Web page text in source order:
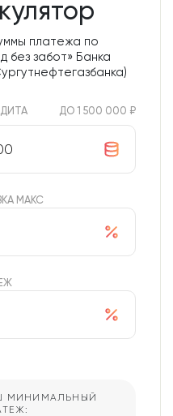
платежа по
без забот» Банка
ДО 1 500 000 ₽
МАКС
МИНИМАЛЬНЫЙ